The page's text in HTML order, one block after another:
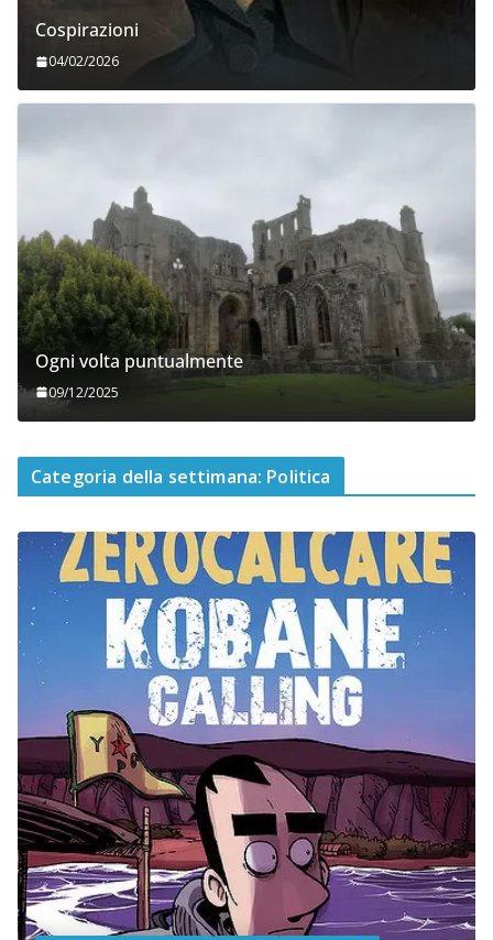
Cospirazioni
04/02/2026
Ogni volta puntualmente
09/12/2025
Categoria della settimana: Politica